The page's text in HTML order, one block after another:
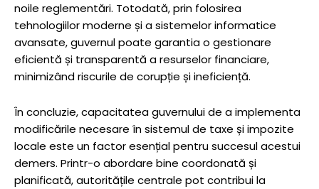
noile reglementări. Totodată, prin folosirea
tehnologiilor moderne și a sistemelor informatice
avansate, guvernul poate garantia o gestionare
eficientă și transparentă a resurselor financiare,
minimizând riscurile de corupție și ineficiență.
În concluzie, capacitatea guvernului de a implementa
modificările necesare în sistemul de taxe și impozite
locale este un factor esențial pentru succesul acestui
demers. Printr-o abordare bine coordonată și
planificată, autoritățile centrale pot contribui la